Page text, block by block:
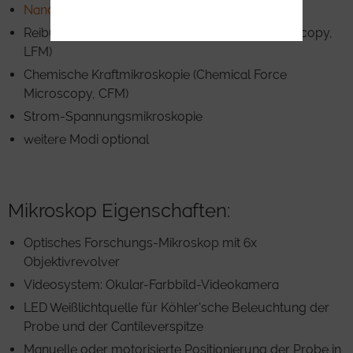
Nanomanipulation und Lithografie
Reibungskraftmikroskopie (Lateral Force Microscopy,
LFM)
Chemische Kraftmikroskopie (Chemical Force
Microscopy, CFM)
Strom-Spannungsmikroskopie
weitere Modi optional
Mikroskop Eigenschaften:
Optisches Forschungs-Mikroskop mit 6x
Objektivrevolver
Videosystem: Okular-Farbbild-Videokamera
LED Weißlichtquelle für Köhler'sche Beleuchtung der
Probe und der Cantileverspitze
Manuelle oder motorisierte Positionierung der Probe in